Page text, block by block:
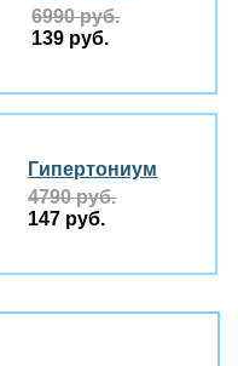
6990 руб.
139 руб.
Гипертониум
4790 руб.
147 руб.